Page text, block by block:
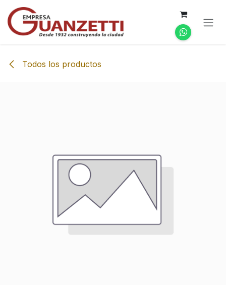
Ir al contenido
Todos los productos